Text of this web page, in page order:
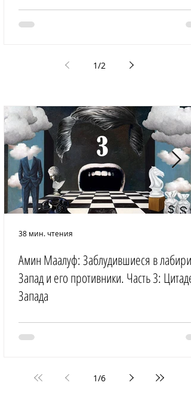
1/2
Амин Маалуф: Заблудившиеся в
Запад и его противники. Часть 3:
Запада
38 мин. чтения
1/6